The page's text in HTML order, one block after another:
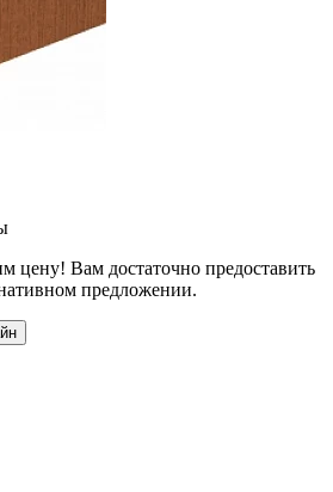
цену! Вам достаточно предоставить
предложении.